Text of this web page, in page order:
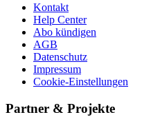
Kontakt
Help Center
Abo kündigen
AGB
Datenschutz
Impressum
Cookie-Einstellungen
Partner & Projekte